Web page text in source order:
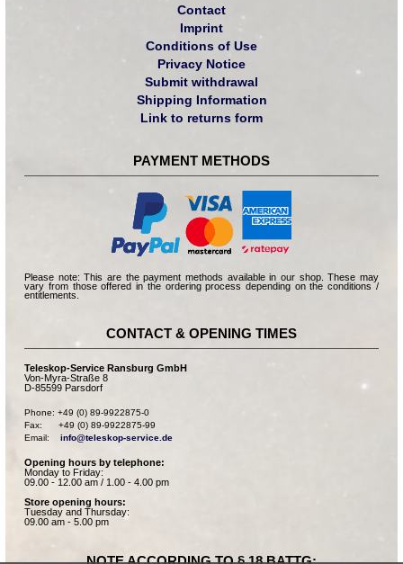
Contact
Imprint
Conditions of Use
Privacy Notice
Submit withdrawal
Shipping Information
Link to returns form
PAYMENT METHODS
Please note: This are the payment methods available in our shop. These may
vary from those offered in the ordering process depending on the conditions /
entitlements.
CONTACT & OPENING TIMES
Teleskop-Service Ransburg GmbH
Von-Myra-Straße 8
D-85599 Parsdorf
Phone: +49 (0) 89-9922875-0
Fax:      +49 (0) 89-9922875-99
Email: info@teleskop-service.de
Opening hours by telephone:
Monday to Friday:
09.00 - 12.00 am / 1.00 - 4.00 pm
Store opening hours:
Tuesday and Thursday:
09.00 am - 5.00 pm
NOTE ACCORDING TO § 18 BATTG: